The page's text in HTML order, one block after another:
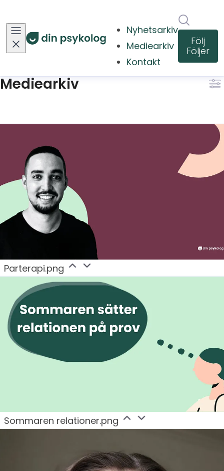
Nyhetsarkiv
Mediearkiv (current)
Kontakt
Följ
Följer
Mediearkiv
Parterapi.png
Sommaren relationer.png